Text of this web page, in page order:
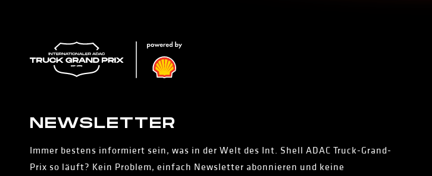
NEWS­LETTER
Immer bestens informiert sein, was in der Welt des Int. Shell ADAC Truck-Grand-
Prix so läuft? Kein Problem, einfach Newsletter abonnieren und keine